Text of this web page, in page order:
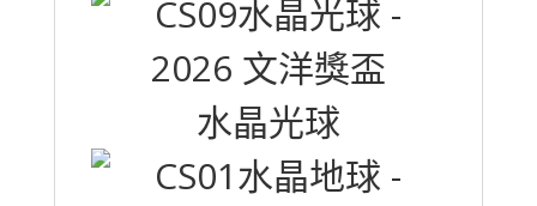
水晶光球